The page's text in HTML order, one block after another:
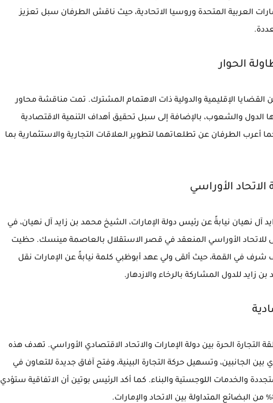
العربية المتحدة وروسيا الاتحادية، حيث ناقش الطرفان سبل تعزيز
الحوار
من القضايا الإقليمية والدولية ذات الاهتمام المشترك. تمت مناقشة محاور
الدول والشعوب، بالإضافة إلى سبل تحقيق أهداف التنمية الاقتصادية
أعرب الطرفان عن تطلعاتهما لتطوير العلاقات التجارية والاستثمارية بما
الأوراسي
نهيان نيابةً عن رئيس دولة الإمارات، الشيخ محمد بن زايد آل نهيان، في
للاتحاد الأوراسي المنعقد في قصر الاستقلال بالعاصمة مينسك. حظيت
شرف في القمة، حيث ألقى ولي عهد أبوظبي كلمة نيابةً عن الإمارات نقل
زايد للدول المشاركة بالرخاء والازدهار.
التجارة الحرة بين دولة الإمارات والاتحاد الاقتصادي الأوراسي. تهدف هذه
بين الجانبين، وتسهيل حركة التجارة البينية، وفتح آفاق جديدة للتعاون في
والخدمات اللوجستية والبناء. كما أكد الرئيس بوتين أن الاتفاقية ستؤدي